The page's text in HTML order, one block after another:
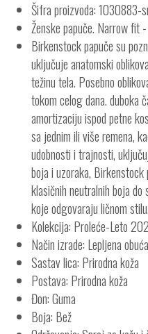
Šifra proizvoda: 1030883-
Ženske papuče. Narrow fit
Birkenstock papuče su
uključuje anatomski
težinu tela. Posebno
tokom celog dana. duboka
amortizaciju ispod petne
sa jednim ili više remena,
udobnosti i trajnosti,
boja i uzoraka,
klasičnih neutralnih boja
koje odgovaraju ličnom stilu.
Kolekcija: Proleće-Leto
Način izrade: Lepljena obuća
Sastav lica: Prirodna koža
Postava: Prirodna koža
Đon: Guma
Boja: Bež